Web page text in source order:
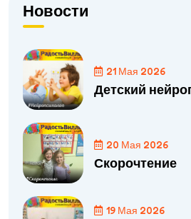
Новости
21 Мая 2026
Детский
20 Мая 2026
Скорочтение
19 Мая 2026